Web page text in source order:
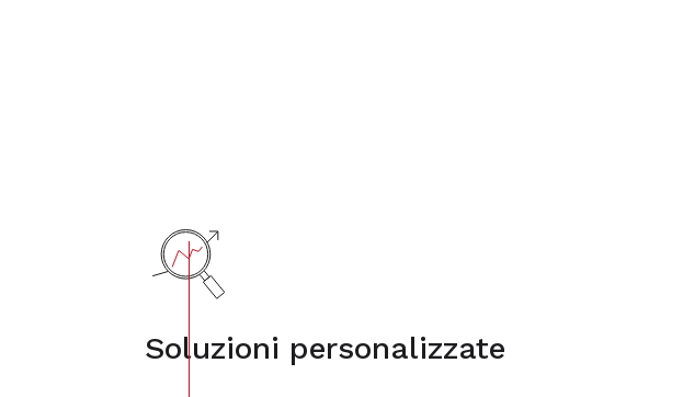
Soluzioni personalizzate